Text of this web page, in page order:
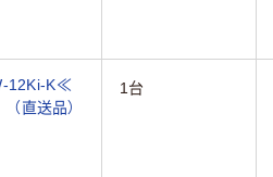
12Ki-K≪
直送品）
1台